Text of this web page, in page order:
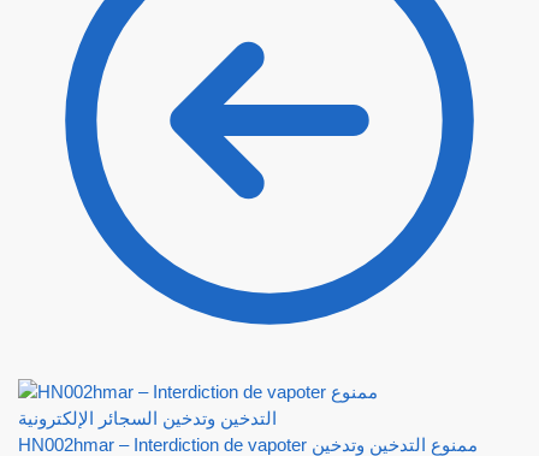
HN002hmar – Interdiction de vapoter ممنوع التدخين وتدخين